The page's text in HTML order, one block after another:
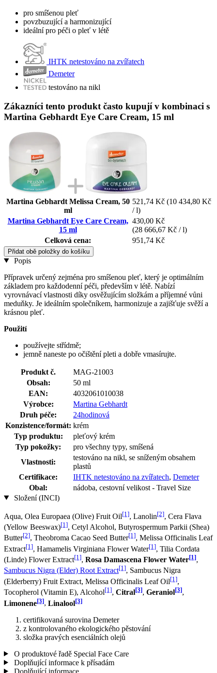
pro smíšenou pleť
povzbuzující a harmonizující
ideální pro péči o pleť v létě
IHTK netestováno na zvířatech
Demeter
testováno na nikl
Zákazníci tento produkt často kupují v kombinaci s
Martina Gebhardt Eye Care Cream, 15 ml
Martina Gebhardt Melissa Cream, 50
ml
521,74 Kč (10 434,80 Kč
/ l)
Martina Gebhardt Eye Care Cream,
15 ml
430,00 Kč
(28 666,67 Kč / l)
Celková cena:
951,74 Kč
Přidat obě položky do košíku
Popis
Přípravek určený zejména pro smíšenou pleť, který je optimálním
základem pro každodenní péči, především v létě. Nabízí
vyrovnávací vlastnosti díky osvěžujícím složkám a příjemné vůni
meduňky. Je ideálním společníkem, harmonizuje a zajišťuje svěží a
krásnou pleť.
Použití
používejte střídmě;
jemně naneste po očištění pleti a dobře vmasírujte.
Produkt č.
MAG-21003
Obsah:
50 ml
EAN:
4032061010038
Výrobce:
Martina Gebhardt
Druh péče:
24hodinová
Konzistence/formát: krém
Typ produktu:
pleťový krém
Typ pokožky:
pro všechny typy, smíšená
Vlastnosti:
testováno na nikl, se sníženým obsahem
plastů
Certifikace:
IHTK netestováno na zvířatech, Demeter
Obal:
nádoba, cestovní velikost - Travel Size
Složení (INCI)
Aqua, Olea Europaea (Olive) Fruit Oil[1], Lanolin[2], Cera Flava
(Yellow Beeswax)[1], Cetyl Alcohol, Butyrospermum Parkii (Shea)
Butter[2], Theobroma Cacao Seed Butter[1], Melissa Officinalis Leaf
Extract[1], Hamamelis Virginiana Flower Water[1], Tilia Cordata
(Linde) Flower Extract[1], Rosa Damascena Flower Water[1],
Sambucus Nigra (Elder) Root Extract[1], Sambucus Nigra
(Elderberry) Fruit Extract, Melissa Officinalis Leaf Oil[1],
Tocopherol (Vitamin E), Alcohol[1], Citral[3], Geraniol[3],
Limonene[3], Linalool[3]
certifikovaná surovina Demeter
z kontrolovaného ekologického pěstování
složka pravých esenciálních olejů
O produktové řadě Special Face Care
Doplňující informace k přísadám
Doplňující informace